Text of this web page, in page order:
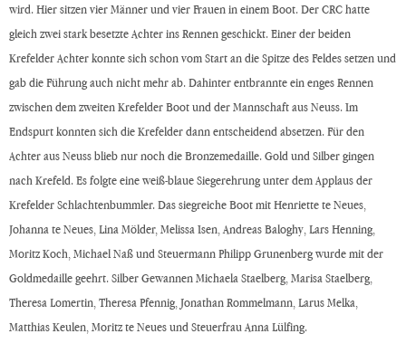
wird. Hier sitzen vier Männer und vier Frauen in einem Boot. Der CRC hatte
gleich zwei stark besetzte Achter ins Rennen geschickt. Einer der beiden
Krefelder Achter konnte sich schon vom Start an die Spitze des Feldes setzen und
gab die Führung auch nicht mehr ab. Dahinter entbrannte ein enges Rennen
zwischen dem zweiten Krefelder Boot und der Mannschaft aus Neuss. Im
Endspurt konnten sich die Krefelder dann entscheidend absetzen. Für den
Achter aus Neuss blieb nur noch die Bronzemedaille. Gold und Silber gingen
nach Krefeld. Es folgte eine weiß-blaue Siegerehrung unter dem Applaus der
Krefelder Schlachtenbummler. Das siegreiche Boot mit Henriette te Neues,
Johanna te Neues, Lina Mölder, Melissa Isen, Andreas Baloghy, Lars Henning,
Moritz Koch, Michael Naß und Steuermann Philipp Grunenberg wurde mit der
Goldmedaille geehrt. Silber Gewannen Michaela Staelberg, Marisa Staelberg,
Theresa Lomertin, Theresa Pfennig, Jonathan Rommelmann, Larus Melka,
Matthias Keulen, Moritz te Neues und Steuerfrau Anna Lülfing.